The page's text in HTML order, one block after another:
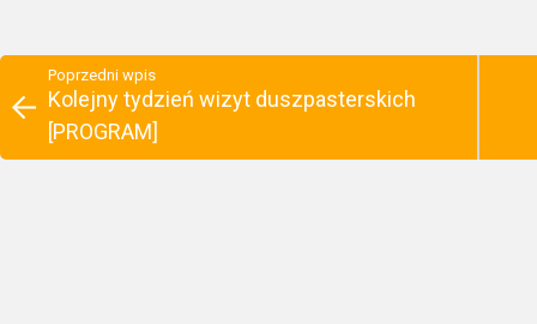
Poprzedni wpis
Kolejny tydzień wizyt duszpasterskich
[PROGRAM]